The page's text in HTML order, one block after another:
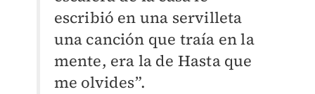
escribió en una servilleta
una canción que traía en la
mente, era la de Hasta que
me olvides”.